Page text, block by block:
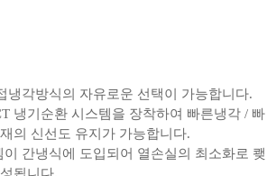
냉각방식의 자유로운 선택이 가능합니다.
냉기순환 시스템을 장착하여 빠른냉각 / 빠
의 신선도 유지가 가능합니다.
간냉식에 도입되어 열손실의 최소화로 쾢